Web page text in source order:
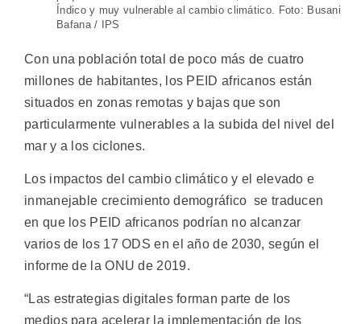
Índico y muy vulnerable al cambio climático. Foto: Busani
Bafana / IPS
Con una población total de poco más de cuatro
millones de habitantes, los PEID africanos están
situados en zonas remotas y bajas que son
particularmente vulnerables a la subida del nivel del
mar y a los ciclones.
Los impactos del cambio climático y el elevado e
inmanejable crecimiento demográfico se traducen
en que los PEID africanos podrían no alcanzar
varios de los 17 ODS en el año de 2030, según el
informe de la ONU de 2019.
“Las estrategias digitales forman parte de los
medios para acelerar la implementación de los